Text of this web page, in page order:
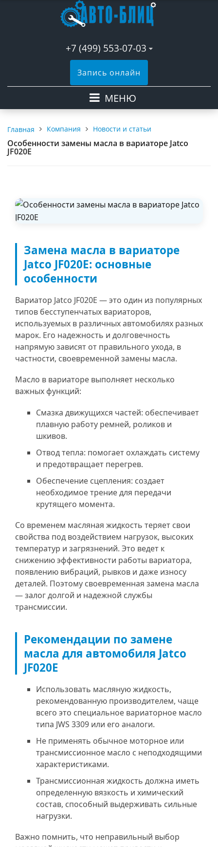
+7 (499) 553-07-03
Запись онлайн
МЕНЮ
Главная Компания Новости и статьи
Особенности замены масла в вариаторе Jatco
JF020E
Замена масла в вариаторе
Jatco JF020E: основные
особенности
Вариатор Jatco JF020E — это один из популярных
типов бесступенчатых вариаторов,
используемых в различных автомобилях разных
марок. Его надежность и долговечность
напрямую зависят от правильного ухода, в
частности, своевременной замены масла.
Масло в вариаторе выполняет несколько
важных функций:
Смазка движущихся частей: обеспечивает
плавную работу ремней, роликов и
шкивов.
Отвод тепла: помогает охлаждать систему
и предотвращает перегрев.
Обеспечение сцепления: создает
необходимое трение для передачи
крутящего момента.
Со временем масляная жидкость теряет свои
свойства под воздействием нагрузок, высоких
температур и загрязнений. Это ведет к
снижению эффективности работы вариатора,
появлению вибраций, рывков и даже износу
деталей. Поэтому своевременная замена масла
— залог долгой и надежной службы
трансмиссии.
Рекомендации по замене
масла для автомобиля Jatco
JF020E
Использовать масляную жидкость,
рекомендованную производителем, чаще
всего это специальное вариаторное масло
типа JWS 3309 или его аналоги.
Не применять обычное моторное или
трансмиссионное масло с неподходящими
характеристиками.
Трансмиссионная жидкость должна иметь
определенную вязкость и химический
состав, способный выдерживать сильные
нагрузки.
Важно помнить, что неправильный выбор